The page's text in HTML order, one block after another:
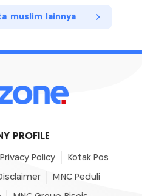
muslim lainnya